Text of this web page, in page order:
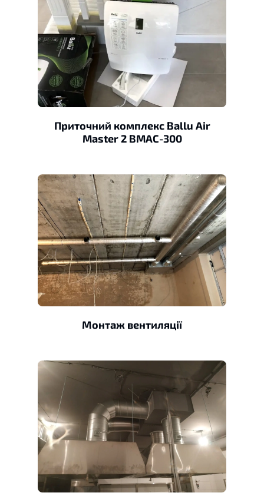
Приточний комплекс Ваllu Air
Master 2 BMAC-300
Монтаж вентиляції